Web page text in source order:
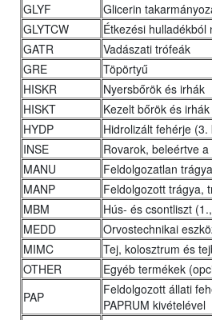
GLYF
Glicerin
GLYTCW
Étkezési
GATR
Vadászati trófeák
GRE
Töpörtyű
HISKR
Nyersbőrök és irhák
HISKT
Kezelt bőrök és irhák
HYDP
Hidrolizált fehérje
INSE
Rovarok, beleértve
MANU
Feldolgozatlan trágya
MANP
Feldolgozott trágya,
MBM
Hús- és csontliszt
MEDD
Orvostechnikai
MIMC
Tej, kolosztrum és
OTHER
Egyéb termékek
PAP
Feldolgozott állati
PAPRUM kivételével